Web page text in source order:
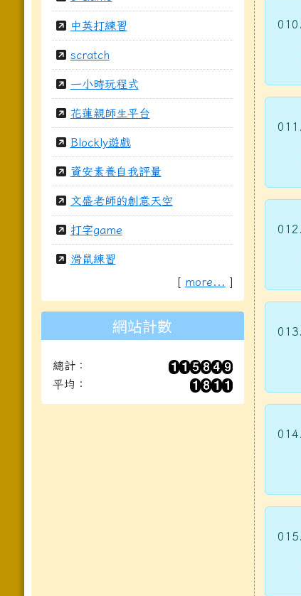
中英打練習
scratch
一小時玩程式
花蓮親師生平台
Blockly遊戲
資安素養自我評量
文盛老師的創意天空
打字game
滑鼠練習
[ more... ]
網站計數
總計：
平均：
010.
011.
012.
013.
014.
015.